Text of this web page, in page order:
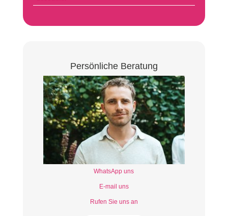
Persönliche Beratung
WhatsApp uns
E-mail uns
Rufen Sie uns an